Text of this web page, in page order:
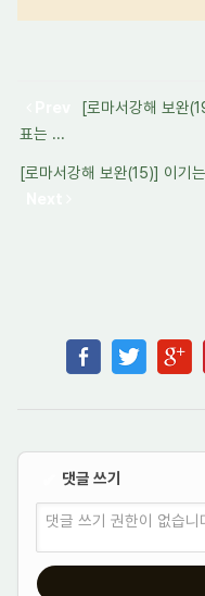
[로마서강해 보완
표는 ...
[로마서강해 보완(15)] 이기
댓글 쓰기
댓글 쓰기 권한이 없습